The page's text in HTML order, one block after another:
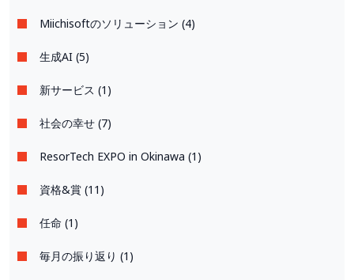
Miichisoftのソリューション (4)
生成AI (5)
新サービス (1)
社会の幸せ (7)
ResorTech EXPO in Okinawa (1)
資格&賞 (11)
任命 (1)
毎月の振り返り (1)